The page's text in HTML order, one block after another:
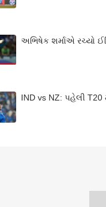
અભિષેક શર્માએ રચ્યો
IND vs NZ: પહેલી T20